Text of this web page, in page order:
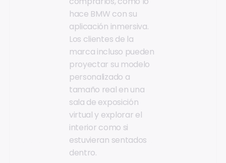
hace BMW con su
aplicación inmersiva.
Los clientes de la
marca incluso pueden
proyectar su modelo
personalizado a
tamaño real en una
sala de exposición
virtual y explorar el
interior como si
estuvieran sentados
dentro.